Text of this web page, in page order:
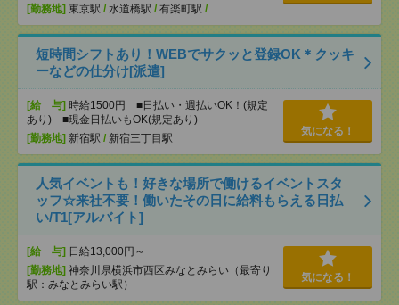
[勤務地] 東京駅 / 水道橋駅 / 有楽町駅 / …
短時間シフトあり！WEBでサクッと登録OK＊クッキ
ーなどの仕分け[派遣]
[給 与] 時給1500円 ■日払い・週払いOK！(規定
あり) ■現金日払いもOK(規定あり)
[勤務地] 新宿駅 / 新宿三丁目駅
気になる！
人気イベントも！好きな場所で働けるイベントスタ
ッフ☆来社不要！働いたその日に給料もらえる日払
い/T1[アルバイト]
[給 与] 日給13,000円～
[勤務地] 神奈川県横浜市西区みなとみらい（最寄り
駅：みなとみらい駅）
気になる！